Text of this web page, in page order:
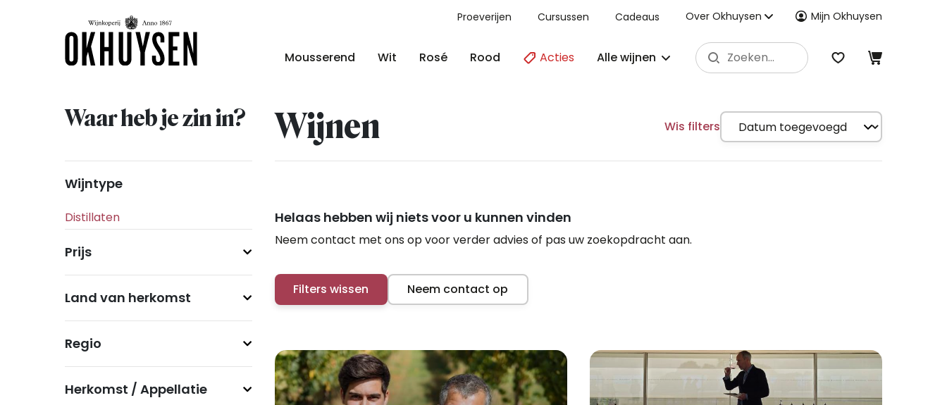
Proeverijen Cursussen Cadeaus Over Okhuysen Mijn Okhuysen
Mousserend Wit Rosé Rood Acties Alle wijnen
Waar heb je zin in? Wijnen Wis filters
Wijntype
Prijs
Land van herkomst
Regio
Herkomst / Appellatie
Helaas hebben wij niets voor u kunnen vinden
Neem contact met ons op voor verder advies of pas uw zoekopdracht aan.
Filters wissen Neem contact op